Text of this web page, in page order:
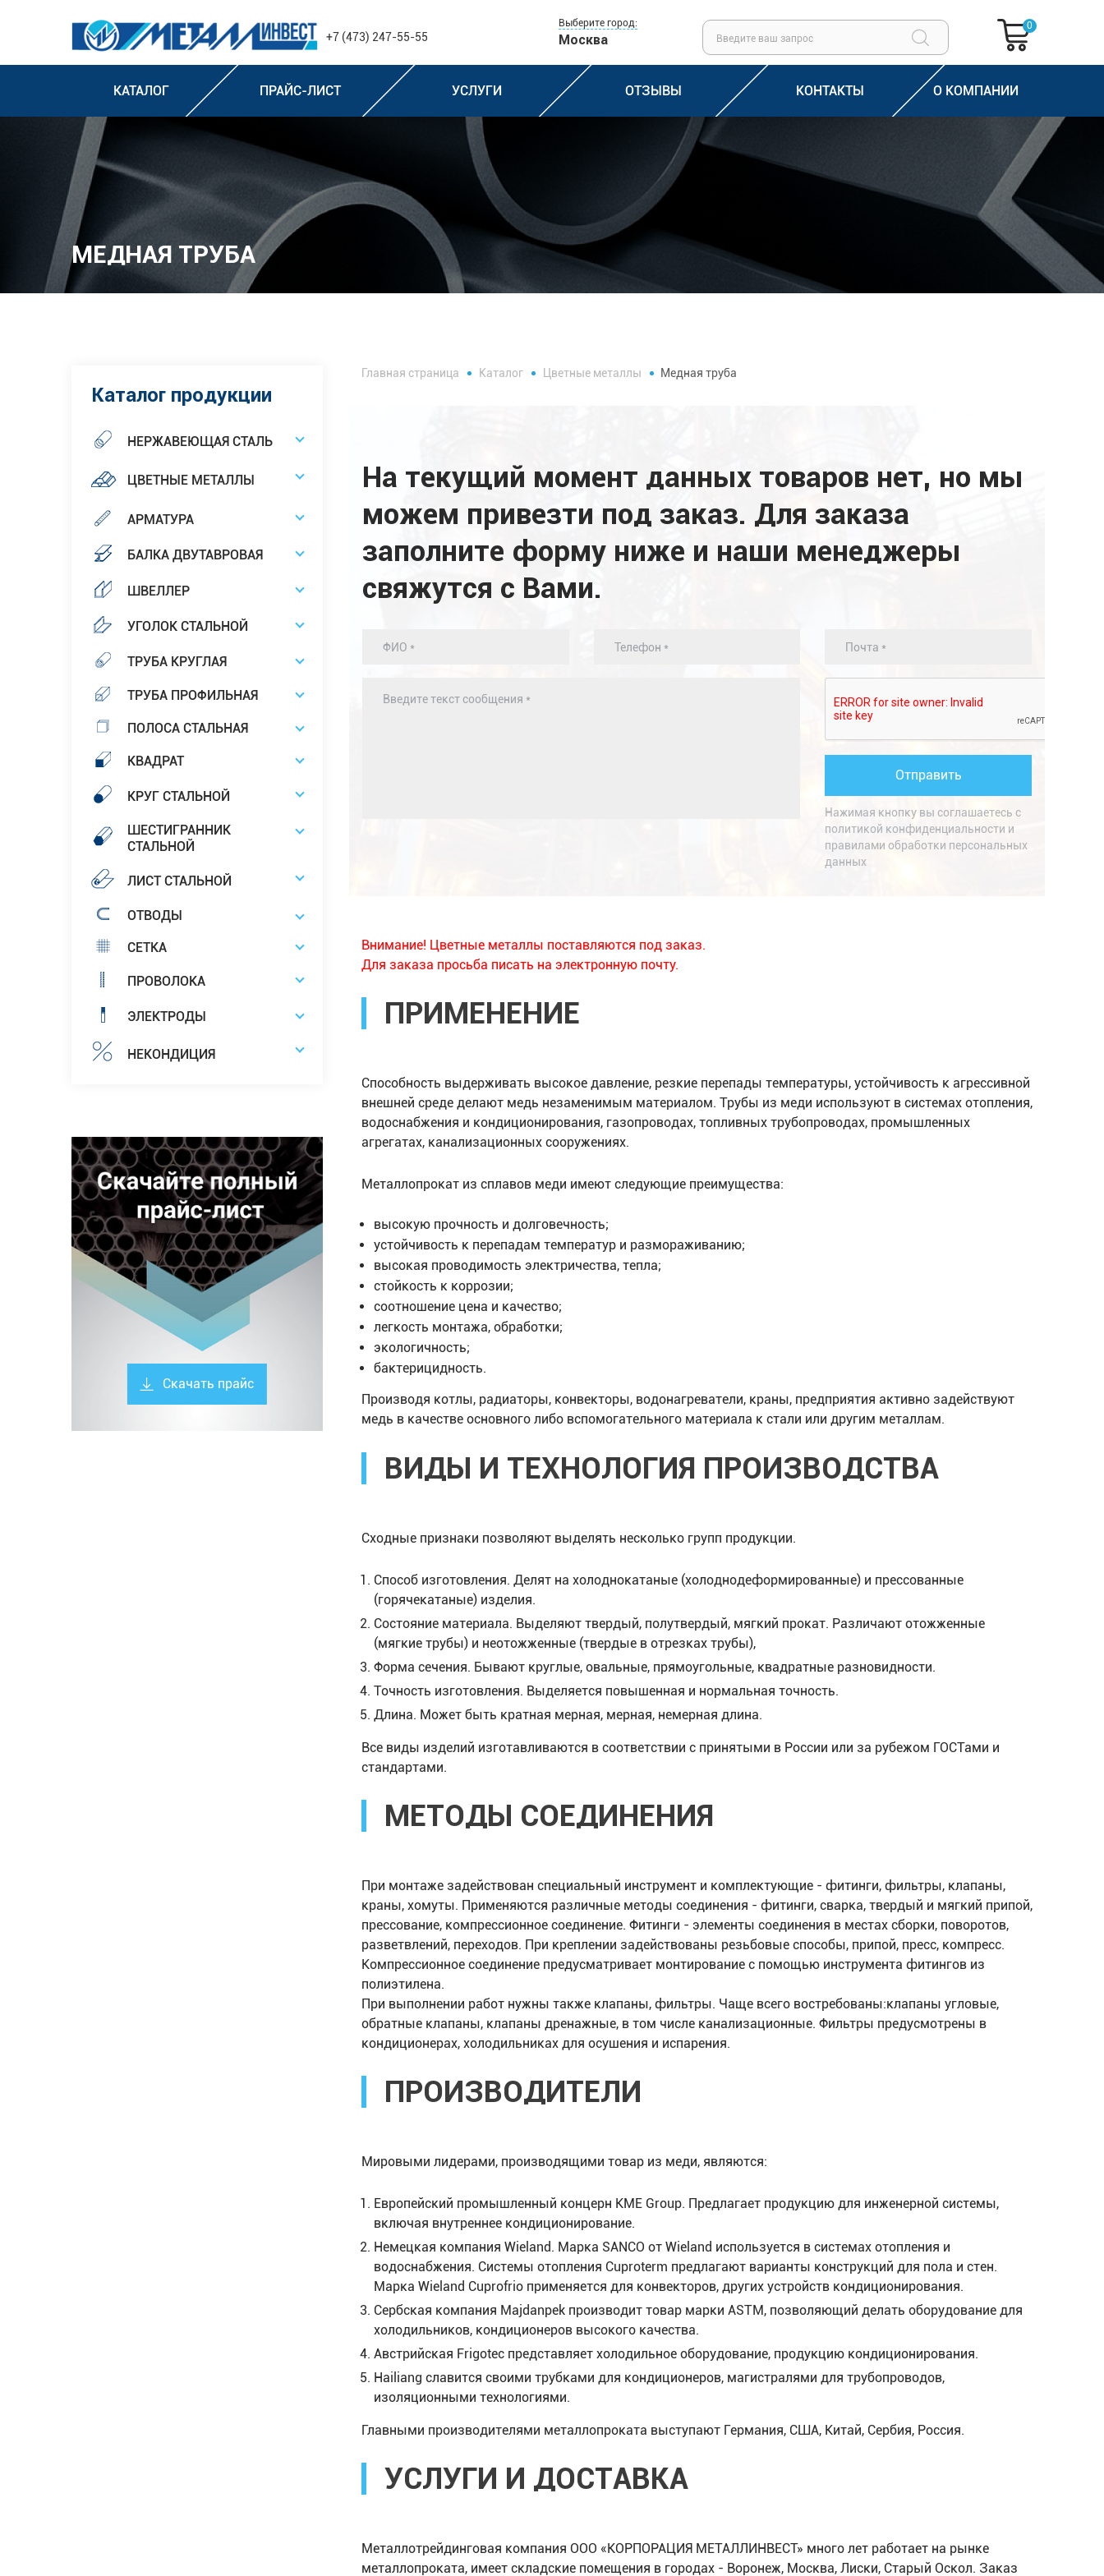
+7 (473) 247-55-55
Выберите город:
Москва
0
КАТАЛОГ ПРАЙС-ЛИСТ УСЛУГИ ОТЗЫВЫ КОНТАКТЫ О КОМПАНИИ
МЕДНАЯ ТРУБА
Каталог продукции
НЕРЖАВЕЮЩАЯ СТАЛЬ
ЦВЕТНЫЕ МЕТАЛЛЫ
АРМАТУРА
БАЛКА ДВУТАВРОВАЯ
ШВЕЛЛЕР
УГОЛОК СТАЛЬНОЙ
ТРУБА КРУГЛАЯ
ТРУБА ПРОФИЛЬНАЯ
ПОЛОСА СТАЛЬНАЯ
КВАДРАТ
КРУГ СТАЛЬНОЙ
ШЕСТИГРАННИК
СТАЛЬНОЙ
ЛИСТ СТАЛЬНОЙ
ОТВОДЫ
СЕТКА
ПРОВОЛОКА
ЭЛЕКТРОДЫ
НЕКОНДИЦИЯ
Скачать прайс
Главная страница Каталог Цветные металлы Медная труба
На текущий момент данных товаров нет, но мы
можем привезти под заказ. Для заказа
заполните форму ниже и наши менеджеры
свяжутся с Вами.
Нажимая кнопку вы соглашаетесь с
политикой конфиденциальности и
правилами обработки персональных
данных
Внимание! Цветные металлы поставляются под заказ.
Для заказа просьба писать на электронную почту.
ПРИМЕНЕНИЕ
Способность выдерживать высокое давление, резкие перепады температуры, устойчивость к агрессивной
внешней среде делают медь незаменимым материалом. Трубы из меди используют в системах отопления,
водоснабжения и кондиционирования, газопроводах, топливных трубопроводах, промышленных
агрегатах, канализационных сооружениях.
Металлопрокат из сплавов меди имеют следующие преимущества:
высокую прочность и долговечность;
устойчивость к перепадам температур и размораживанию;
высокая проводимость электричества, тепла;
стойкость к коррозии;
соотношение цена и качество;
легкость монтажа, обработки;
экологичность;
бактерицидность.
Производя котлы, радиаторы, конвекторы, водонагреватели, краны, предприятия активно задействуют
медь в качестве основного либо вспомогательного материала к стали или другим металлам.
ВИДЫ И ТЕХНОЛОГИЯ ПРОИЗВОДСТВА
Сходные признаки позволяют выделять несколько групп продукции.
Способ изготовления. Делят на холоднокатаные (холоднодеформированные) и прессованные
(горячекатаные) изделия.
Состояние материала. Выделяют твердый, полутвердый, мягкий прокат. Различают отожженные
(мягкие трубы) и неотожженные (твердые в отрезках трубы),
Форма сечения. Бывают круглые, овальные, прямоугольные, квадратные разновидности.
Точность изготовления. Выделяется повышенная и нормальная точность.
Длина. Может быть кратная мерная, мерная, немерная длина.
Все виды изделий изготавливаются в соответствии с принятыми в России или за рубежом ГОСТами и
стандартами.
МЕТОДЫ СОЕДИНЕНИЯ
При монтаже задействован специальный инструмент и комплектующие - фитинги, фильтры, клапаны,
краны, хомуты. Применяются различные методы соединения - фитинги, сварка, твердый и мягкий припой,
прессование, компрессионное соединение. Фитинги - элементы соединения в местах сборки, поворотов,
разветвлений, переходов. При креплении задействованы резьбовые способы, припой, пресс, компресс.
Компрессионное соединение предусматривает монтирование с помощью инструмента фитингов из
полиэтилена.
При выполнении работ нужны также клапаны, фильтры. Чаще всего востребованы:клапаны угловые,
обратные клапаны, клапаны дренажные, в том числе канализационные. Фильтры предусмотрены в
кондиционерах, холодильниках для осушения и испарения.
ПРОИЗВОДИТЕЛИ
Мировыми лидерами, производящими товар из меди, являются:
Европейский промышленный концерн KME Group. Предлагает продукцию для инженерной системы,
включая внутреннее кондиционирование.
Немецкая компания Wieland. Марка SANCO от Wieland используется в системах отопления и
водоснабжения. Системы отопления Cuproterm предлагают варианты конструкций для пола и стен.
Марка Wieland Cuprofrio применяется для конвекторов, других устройств кондиционирования.
Сербская компания Majdanpek производит товар марки ASTM, позволяющий делать оборудование для
холодильников, кондиционеров высокого качества.
Австрийская Frigotec представляет холодильное оборудование, продукцию кондиционирования.
Hailiang славится своими трубками для кондиционеров, магистралями для трубопроводов,
изоляционными технологиями.
Главными производителями металлопроката выступают Германия, США, Китай, Сербия, Россия.
УСЛУГИ И ДОСТАВКА
Металлотрейдинговая компания ООО «КОРПОРАЦИЯ МЕТАЛЛИНВЕСТ» много лет работает на рынке
металлопроката, имеет складские помещения в городах - Воронеж, Москва, Лиски, Старый Оскол. Заказ